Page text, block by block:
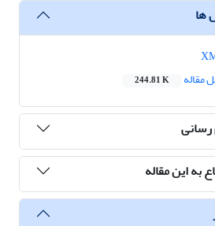
ها
مقاله
244.81 K
به این مقاله